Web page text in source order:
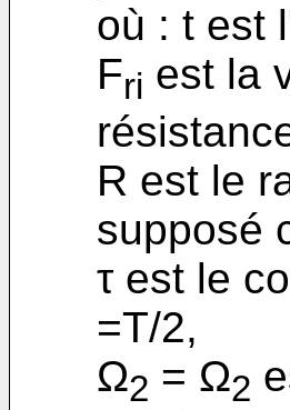
où : t est
Fri est la
R est le
supposé
τ est le
=T/2,
Ω2 = Ω2